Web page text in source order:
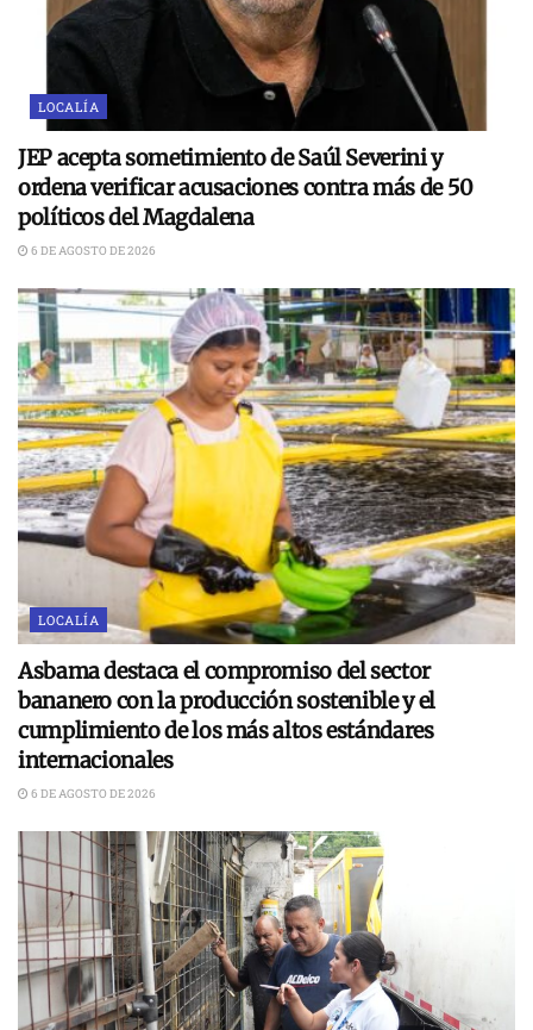
LOCALÍA
JEP acepta sometimiento de Saúl Severini y
ordena verificar acusaciones contra más de 50
políticos del Magdalena
6 DE AGOSTO DE 2026
LOCALÍA
Asbama destaca el compromiso del sector
bananero con la producción sostenible y el
cumplimiento de los más altos estándares
internacionales
6 DE AGOSTO DE 2026